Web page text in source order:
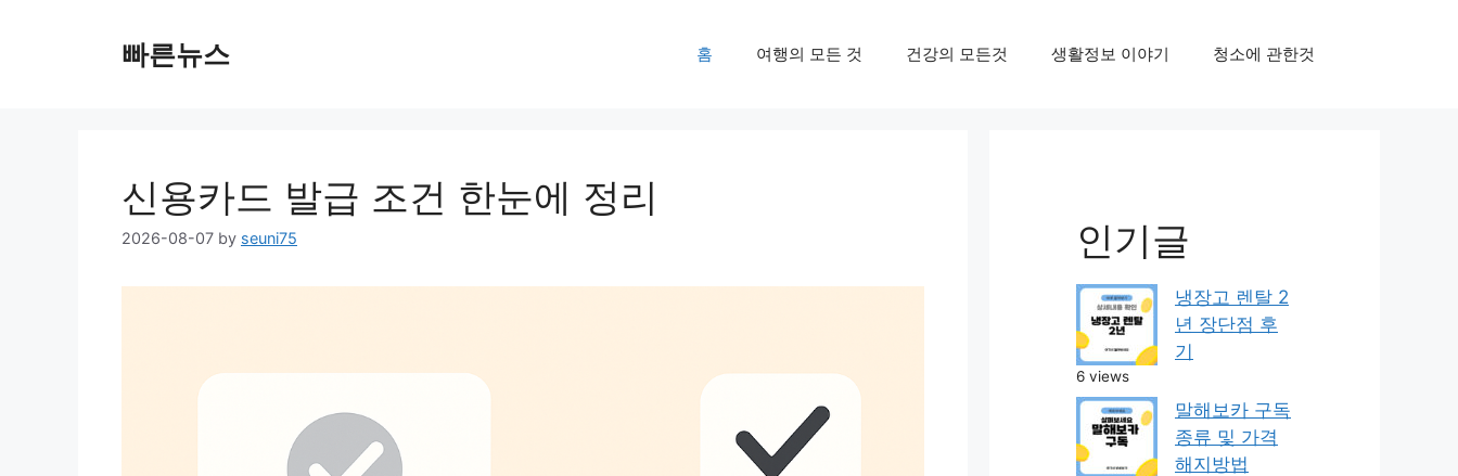
빠른뉴스 홈 여행의 모든 것 건강의 모든것 생활정보 이야기 청소에 관한것
신용카드 발급 조건 한눈에 정리
2026-08-07 by seuni75 인기글
냉장고 렌탈 2
년 장단점 후
기
6 views
말해보카 구독
종류 및 가격
해지방법